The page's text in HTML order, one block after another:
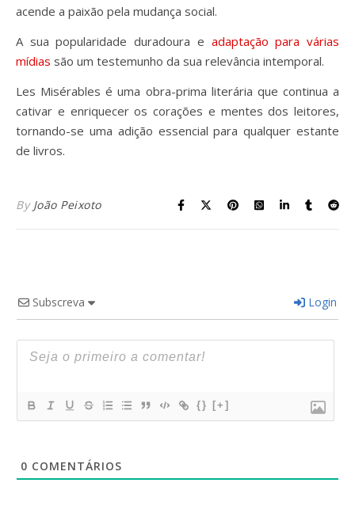
acende a paixão pela mudança social.
A sua popularidade duradoura e adaptação para várias
mídias são um testemunho da sua relevância intemporal.
Les Misérables é uma obra-prima literária que continua a
cativar e enriquecer os corações e mentes dos leitores,
tornando-se uma adição essencial para qualquer estante
de livros.
By João Peixoto
Subscreva Login
{} [+]
0 COMENTÁRIOS